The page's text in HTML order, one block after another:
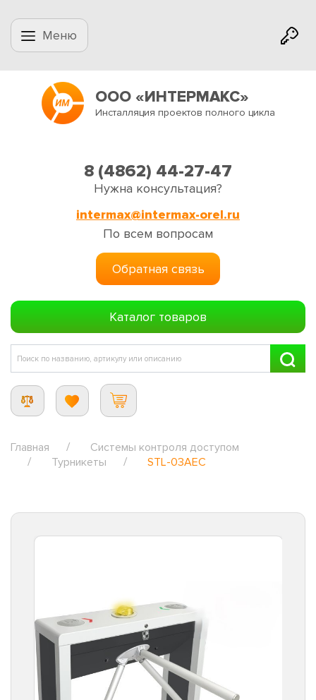
Меню
ООО «ИНТЕРМАКС»
Инсталляция проектов полного цикла
8 (4862) 44-27-47
Нужна консультация?
intermax@intermax-orel.ru
По всем вопросам
Обратная связь
Каталог товаров
Главная
Системы контроля доступом
Турникеты
STL-03AEC